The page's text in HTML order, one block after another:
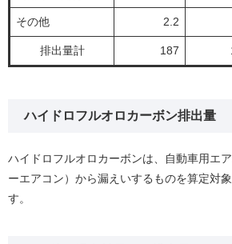
その他 2.2
排出量計 187
ハイドロフルオロカーボン排出量
ハイドロフルオロカーボンは、自動車用エ
ーエアコン）から漏えいするものを算定対
す。